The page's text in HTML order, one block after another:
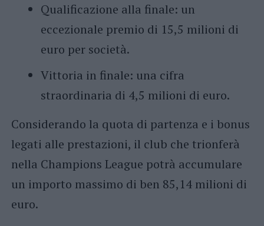
Qualificazione alla finale: un
eccezionale premio di 15,5 milioni di
euro per società.
Vittoria in finale: una cifra
straordinaria di 4,5 milioni di euro.
Considerando la quota di partenza e i bonus
legati alle prestazioni, il club che trionferà
nella Champions League potrà accumulare
un importo massimo di ben 85,14 milioni di
euro.